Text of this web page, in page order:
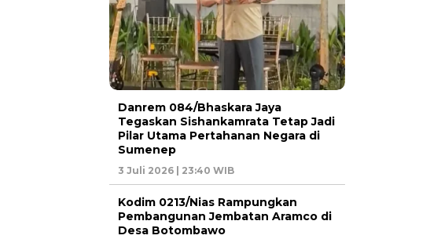
Danrem 084/Bhaskara Jaya
Tegaskan Sishankamrata Tetap Jadi
Pilar Utama Pertahanan Negara di
Sumenep
3 Juli 2026 | 23:40 WIB
Kodim 0213/Nias Rampungkan
Pembangunan Jembatan Aramco di
Desa Botombawo